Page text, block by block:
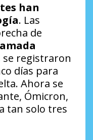
han
. Las
de
se registraron
días para
Ahora se
Ómicron,
tan solo tres